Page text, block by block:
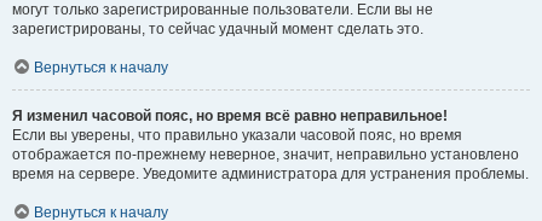
могут только зарегистрированные пользователи. Если вы не
зарегистрированы, то сейчас удачный момент сделать это.
Вернуться к началу
Я изменил часовой пояс, но время всё равно неправильное!
Если вы уверены, что правильно указали часовой пояс, но время
отображается по-прежнему неверное, значит, неправильно установлено
время на сервере. Уведомите администратора для устранения проблемы.
Вернуться к началу